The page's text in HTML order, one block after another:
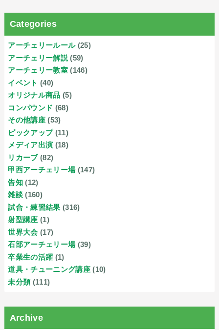
Categories
アーチェリールール (25)
アーチェリー解説 (59)
アーチェリー教室 (146)
イベント (40)
オリジナル商品 (5)
コンパウンド (68)
その他講座 (53)
ピックアップ (11)
メディア出演 (18)
リカーブ (82)
甲西アーチェリー場 (147)
告知 (12)
雑談 (160)
試合・練習結果 (316)
射型講座 (1)
世界大会 (17)
石部アーチェリー場 (39)
卒業生の活躍 (1)
道具・チューニング講座 (10)
未分類 (111)
Archive